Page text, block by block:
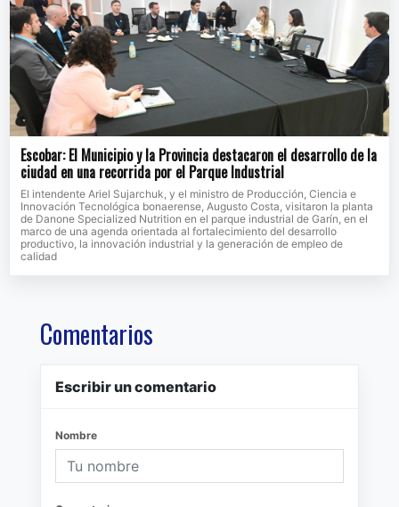
Escobar: El Municipio y la Provincia destacaron el desarrollo de la
ciudad en una recorrida por el Parque Industrial
El intendente Ariel Sujarchuk, y el ministro de Producción, Ciencia e
Innovación Tecnológica bonaerense, Augusto Costa, visitaron la planta
de Danone Specialized Nutrition en el parque industrial de Garín, en el
marco de una agenda orientada al fortalecimiento del desarrollo
productivo, la innovación industrial y la generación de empleo de
calidad
Comentarios
Escribir un comentario
Nombre